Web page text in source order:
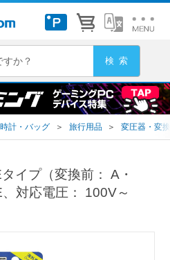
計・バッグ ＞ 旅行用品 ＞ 変圧器・変
イプ（変換前： A・
対応電圧： 100V～